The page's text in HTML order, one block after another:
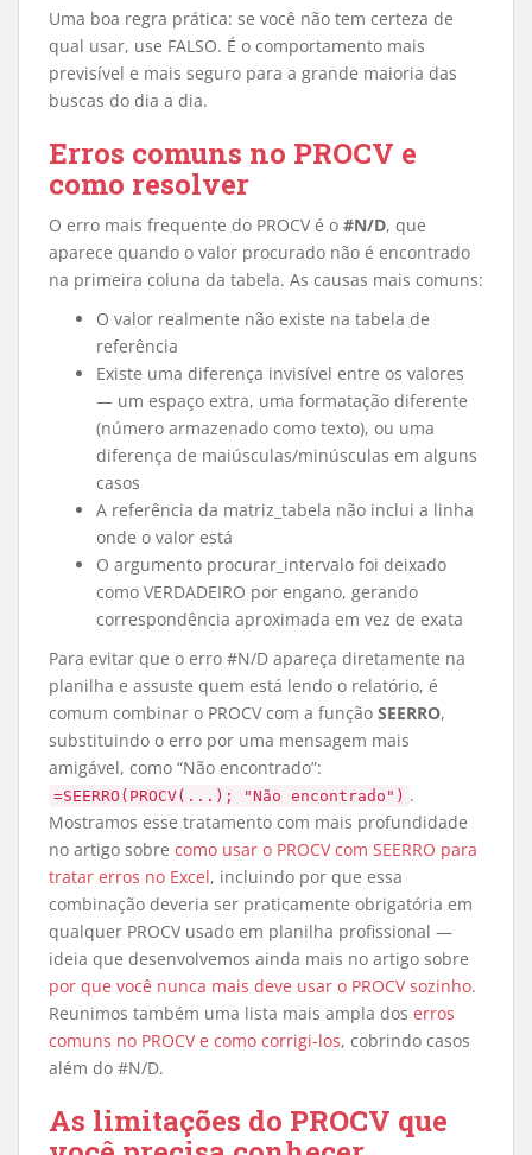
Uma boa regra prática: se você não tem certeza de
qual usar, use FALSO. É o comportamento mais
previsível e mais seguro para a grande maioria das
buscas do dia a dia.
Erros comuns no PROCV e
como resolver
O erro mais frequente do PROCV é o #N/D, que
aparece quando o valor procurado não é encontrado
na primeira coluna da tabela. As causas mais comuns:
O valor realmente não existe na tabela de
referência
Existe uma diferença invisível entre os valores
— um espaço extra, uma formatação diferente
(número armazenado como texto), ou uma
diferença de maiúsculas/minúsculas em alguns
casos
A referência da matriz_tabela não inclui a linha
onde o valor está
O argumento procurar_intervalo foi deixado
como VERDADEIRO por engano, gerando
correspondência aproximada em vez de exata
Para evitar que o erro #N/D apareça diretamente na
planilha e assuste quem está lendo o relatório, é
comum combinar o PROCV com a função SEERRO,
substituindo o erro por uma mensagem mais
amigável, como “Não encontrado”:
=SEERRO(PROCV(...); "Não encontrado") .
Mostramos esse tratamento com mais profundidade
no artigo sobre como usar o PROCV com SEERRO para
tratar erros no Excel, incluindo por que essa
combinação deveria ser praticamente obrigatória em
qualquer PROCV usado em planilha profissional —
ideia que desenvolvemos ainda mais no artigo sobre
por que você nunca mais deve usar o PROCV sozinho.
Reunimos também uma lista mais ampla dos erros
comuns no PROCV e como corrigi-los, cobrindo casos
além do #N/D.
As limitações do PROCV que